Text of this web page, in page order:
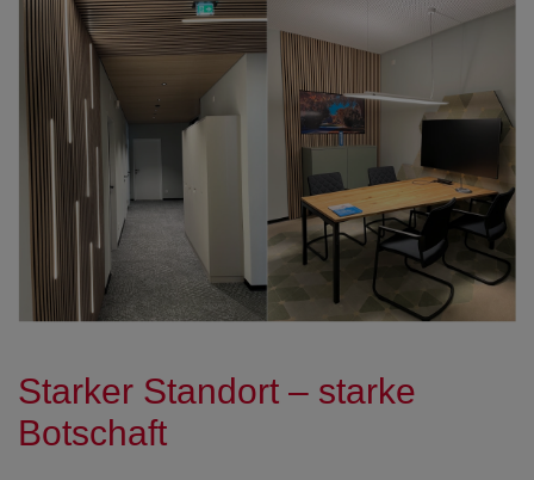
Starker Standort – starke
Botschaft